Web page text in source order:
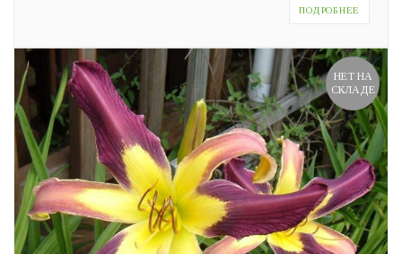
ПОДРОБНЕЕ
НЕТ НА
СКЛАДЕ